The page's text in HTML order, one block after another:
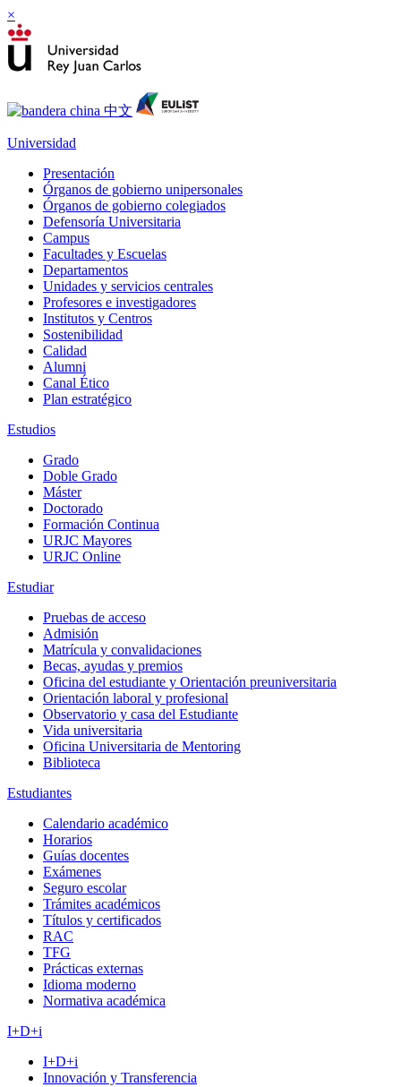
×
Universidad
Presentación
Órganos de gobierno unipersonales
Órganos de gobierno colegiados
Defensoría Universitaria
Campus
Facultades y Escuelas
Departamentos
Unidades y servicios centrales
Profesores e investigadores
Institutos y Centros
Sostenibilidad
Calidad
Alumni
Canal Ético
Plan estratégico
Estudios
Grado
Doble Grado
Máster
Doctorado
Formación Continua
URJC Mayores
URJC Online
Estudiar
Pruebas de acceso
Admisión
Matrícula y convalidaciones
Becas, ayudas y premios
Oficina del estudiante y Orientación preuniversitaria
Orientación laboral y profesional
Observatorio y casa del Estudiante
Vida universitaria
Oficina Universitaria de Mentoring
Biblioteca
Estudiantes
Calendario académico
Horarios
Guías docentes
Exámenes
Seguro escolar
Trámites académicos
Títulos y certificados
RAC
TFG
Prácticas externas
Idioma moderno
Normativa académica
I+D+i
I+D+i
Innovación y Transferencia